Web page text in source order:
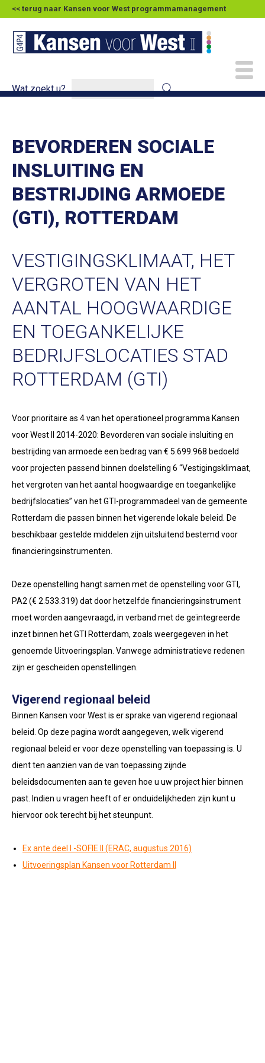
<< terug naar Kansen voor West programmamanagement
Wat zoekt u?
BEVORDEREN SOCIALE
INSLUITING EN
BESTRIJDING ARMOEDE
(GTI), ROTTERDAM
VESTIGINGSKLIMAAT, HET
VERGROTEN VAN HET
AANTAL HOOGWAARDIGE
EN TOEGANKELIJKE
BEDRIJFSLOCATIES STAD
ROTTERDAM (GTI)
Voor prioritaire as 4 van het operationeel programma Kansen
voor West II 2014-2020: Bevorderen van sociale insluiting en
bestrijding van armoede een bedrag van € 5.699.968 bedoeld
voor projecten passend binnen doelstelling 6 “Vestigingsklimaat,
het vergroten van het aantal hoogwaardige en toegankelijke
bedrijfslocaties” van het GTI-programmadeel van de gemeente
Rotterdam die passen binnen het vigerende lokale beleid. De
beschikbaar gestelde middelen zijn uitsluitend bestemd voor
financieringsinstrumenten.
Deze openstelling hangt samen met de openstelling voor GTI,
PA2 (€ 2.533.319) dat door hetzelfde financieringsinstrument
moet worden aangevraagd, in verband met de geïntegreerde
inzet binnen het GTI Rotterdam, zoals weergegeven in het
genoemde Uitvoeringsplan. Vanwege administratieve redenen
zijn er gescheiden openstellingen.
Vigerend regionaal beleid
Binnen Kansen voor West is er sprake van vigerend regionaal
beleid. Op deze pagina wordt aangegeven, welk vigerend
regionaal beleid er voor deze openstelling van toepassing is. U
dient ten aanzien van de van toepassing zijnde
beleidsdocumenten aan te geven hoe u uw project hier binnen
past. Indien u vragen heeft of er onduidelijkheden zijn kunt u
hiervoor ook terecht bij het steunpunt.
Ex ante deel I -SOFIE II (ERAC, augustus 2016)
Uitvoeringsplan Kansen voor Rotterdam II